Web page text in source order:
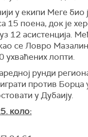
у екипи Меге био
15 поена, док је
12 асистенција.
се Ловро
ухваћених лопти.
рунди
против Борца
у Дубаију.
коло: